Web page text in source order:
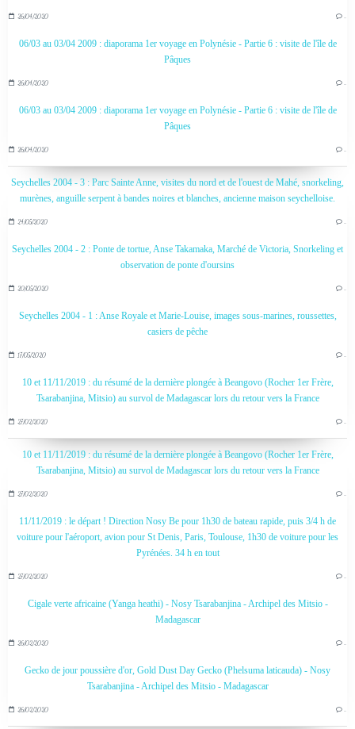
26/04/2020 …
06/03 au 03/04 2009 : diaporama 1er voyage en Polynésie - Partie 6 : visite de l'île de
Pâques
26/04/2020 …
06/03 au 03/04 2009 : diaporama 1er voyage en Polynésie - Partie 6 : visite de l'île de
Pâques
26/04/2020 …
Seychelles 2004 - 3 : Parc Sainte Anne, visites du nord et de l'ouest de Mahé, snorkeling,
murènes, anguille serpent à bandes noires et blanches, ancienne maison seychelloise.
24/05/2020 …
Seychelles 2004 - 2 : Ponte de tortue, Anse Takamaka, Marché de Victoria, Snorkeling et
observation de ponte d'oursins
20/05/2020 …
Seychelles 2004 - 1 : Anse Royale et Marie-Louise, images sous-marines, roussettes,
casiers de pêche
17/05/2020 …
10 et 11/11/2019 : du résumé de la dernière plongée à Beangovo (Rocher 1er Frère,
Tsarabanjina, Mitsio) au survol de Madagascar lors du retour vers la France
27/02/2020 …
10 et 11/11/2019 : du résumé de la dernière plongée à Beangovo (Rocher 1er Frère,
Tsarabanjina, Mitsio) au survol de Madagascar lors du retour vers la France
27/02/2020 …
11/11/2019 : le départ ! Direction Nosy Be pour 1h30 de bateau rapide, puis 3/4 h de
voiture pour l'aéroport, avion pour St Denis, Paris, Toulouse, 1h30 de voiture pour les
Pyrénées. 34 h en tout
27/02/2020 …
Cigale verte africaine (Yanga heathi) - Nosy Tsarabanjina - Archipel des Mitsio -
Madagascar
26/02/2020 …
Gecko de jour poussière d'or, Gold Dust Day Gecko (Phelsuma laticauda) - Nosy
Tsarabanjina - Archipel des Mitsio - Madagascar
26/02/2020 …